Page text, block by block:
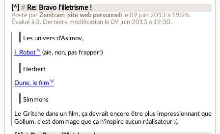
[^] # Re: Bravo l'illetrisme !
Posté parZenitram (site web personnel ) le 09 juin 2013 à 19:26.
Évalué à 3. Dernière modification le 09 juin 2013 à 19:30.
Les univers d'Asimov,
I, Robot (aïe, non, pas frapper!)
Herbert
Dune, le film
Simmons
Le Gritche dans un film, ça devrait encore être plus impressionnant que
Gollum, c'est dommage que ça n'inspire aucun réalisateur :(.